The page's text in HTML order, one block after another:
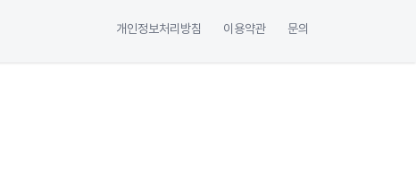
개인정보처리방침 이용약관 문의